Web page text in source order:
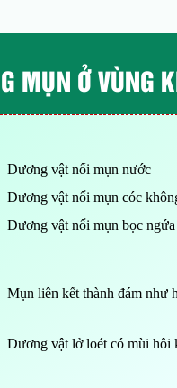
MỤN Ở VÙNG
Dương vật nổi mụn nước
Dương vật nổi mụn cóc
Dương vật nổi mụn bọc ngứa
Mụn liên kết thành đám như
Dương vật lở loét có mùi hôi